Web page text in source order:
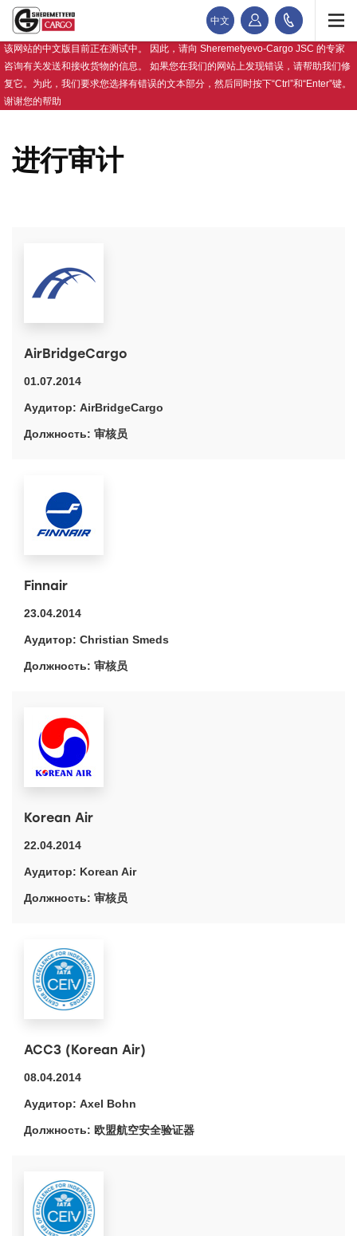
中文
该网站的中文版目前正在测试中。 因此，请向 Sheremetyevo-Cargo JSC 的专家
咨询有关发送和接收货物的信息。 如果您在我们的网站上发现错误，请帮助我们修
复它。为此，我们要求您选择有错误的文本部分，然后同时按下“Ctrl”和“Enter”键。
谢谢您的帮助
进行审计
AirBridgeCargo
01.07.2014
AirBridgeCargo
审核员
Finnair
23.04.2014
Christian Smeds
审核员
Korean Air
22.04.2014
Korean Air
审核员
ACC3 (Korean Air)
08.04.2014
Axel Bohn
欧盟航空安全验证器